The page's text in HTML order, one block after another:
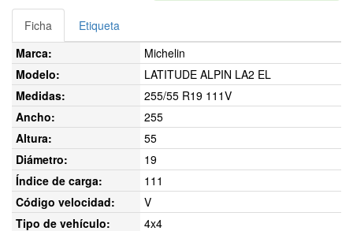
Ficha
Etiqueta
Marca:
Michelin
Modelo:
LATITUDE ALPIN LA2 EL
Medidas:
255/55 R19 111V
Ancho:
255
Altura:
55
Diámetro:
19
Índice de carga:
111
Código velocidad:
V
Tipo de vehículo:
4x4